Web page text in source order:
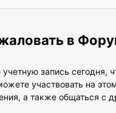
запись сегодня,
участвовать на
а также общаться с